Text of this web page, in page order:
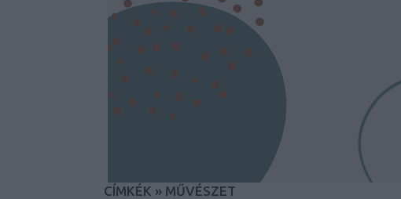
CÍMKÉK » MŰVÉSZET